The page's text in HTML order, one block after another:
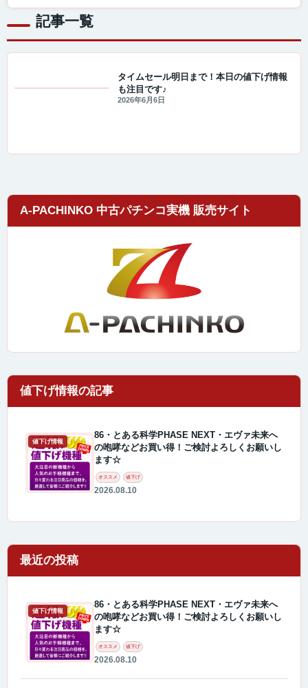
記事一覧
タイムセール明日まで！本日の値下げ情報
も注目です♪
2026年6月6日
A-PACHINKO 中古パチンコ実機 販売サイト
値下げ情報
86・とある科学PHASE NEXT・エヴァ未来へ
の咆哮などお買い得！ご検討よろしくお願いし
ます☆
オススメ 値下げ
2026.08.10
最近の投稿
値下げ情報
86・とある科学PHASE NEXT・エヴァ未来へ
の咆哮などお買い得！ご検討よろしくお願いし
ます☆
オススメ 値下げ
2026.08.10